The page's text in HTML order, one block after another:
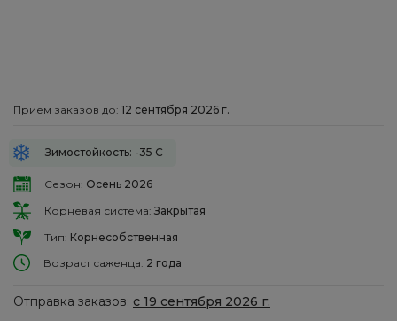
Прием заказов до: 12 сентября 2026 г.
Зимостойкость: -35 С
Сезон: Осень 2026
Корневая система: Закрытая
Тип: Корнесобственная
Возраст саженца: 2 года
Отправка заказов: с 19 сентября 2026 г.